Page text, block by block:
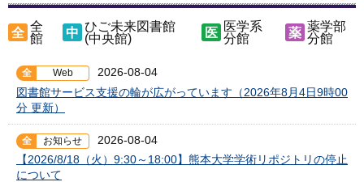
全 全
館
中 ひご未来図書館
(中央館)
医
医学系
分館
薬 薬学部
分館
全 Web
2026-08-04
図書館サービス支援の輪が広がっています（2026年8月4日9時00
分 更新）
全 お知らせ
2026-08-04
【2026/8/18（火）9:30～18:00】熊本大学学術リポジトリの停止
について